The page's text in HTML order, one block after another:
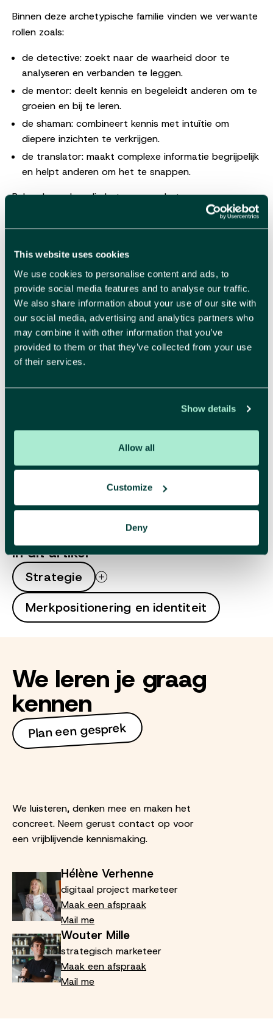
This website uses cookies
We use cookies to personalise content and ads, to
provide social media features and to analyse our traffic.
We also share information about your use of our site with
our social media, advertising and analytics partners who
may combine it with other information that you’ve
provided to them or that they’ve collected from your use
of their services.
Show details
Allow all
Customize
Deny
Binnen deze archetypische familie vinden we verwante
rollen zoals:
de detective: zoekt naar de waarheid door te
analyseren en verbanden te leggen.
de mentor: deelt kennis en begeleidt anderen om te
groeien en bij te leren.
de shaman: combineert kennis met intuïtie om
diepere inzichten te verkrijgen.
de translator: maakt complexe informatie begrijpelijk
en helpt anderen om het te snappen.
Bekende merken die het sage-archetype
Audi
Philips
Wikipedia
Communicatiestrategie
Wilt u begeleiding rond brand identity en
communicatiestijl?
Contacteer dan één van onze strategen.
In dit artikel
Strategie
Merkpositionering en identiteit
We leren je graag
kennen
Plan een gesprek
We luisteren, denken mee en maken het
concreet. Neem gerust contact op voor
een vrijblijvende kennismaking.
Hélène Verhenne
digitaal project marketeer
Maak een afspraak
Mail me
Wouter Mille
strategisch marketeer
Maak een afspraak
Mail me